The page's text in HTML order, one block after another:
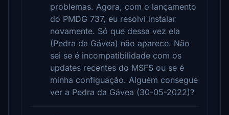
problemas. Agora, com o lançamento
do PMDG 737, eu resolvi instalar
novamente. Só que dessa vez ela
(Pedra da Gávea) não aparece. Não
sei se é incompatibilidade com os
updates recentes do MSFS ou se é
minha configuação. Alguém consegue
ver a Pedra da Gávea (30-05-2022)?